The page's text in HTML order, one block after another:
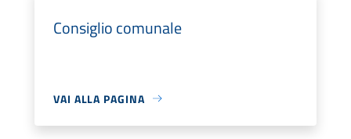
Consiglio comunale
VAI ALLA PAGINA